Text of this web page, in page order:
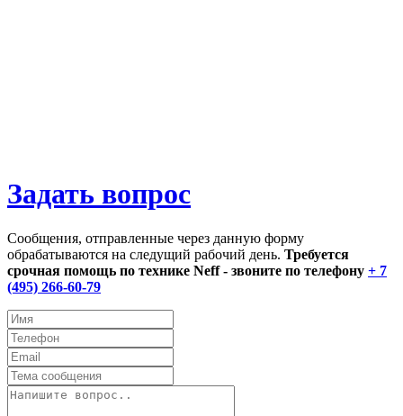
Задать вопрос
Сообщения, отправленные через данную форму
обрабатываются на следущий рабочий день. Требуется
срочная помощь по технике Neff - звоните по телефону + 7
(495) 266-60-79